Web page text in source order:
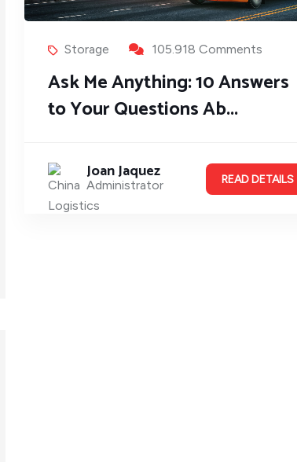
Storage 105.918 Comments
Ask Me Anything: 10 Answers
to Your Questions Ab...
Joan Jaquez
Administrator READ DETAILS